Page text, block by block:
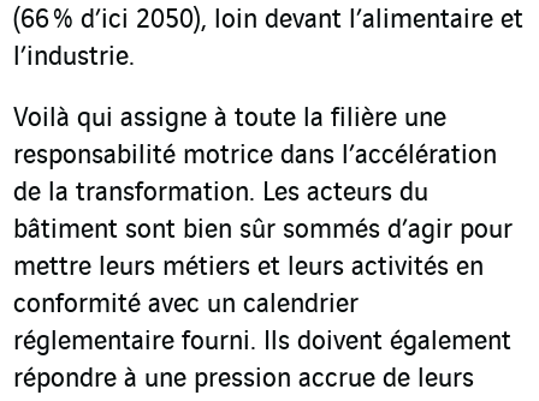
(66 % d’ici 2050), loin devant l’alimentaire et
l’industrie.
Voilà qui assigne à toute la filière une
responsabilité motrice dans l’accélération
de la transformation. Les acteurs du
bâtiment sont bien sûr sommés d’agir pour
mettre leurs métiers et leurs activités en
conformité avec un calendrier
réglementaire fourni. Ils doivent également
répondre à une pression accrue de leurs